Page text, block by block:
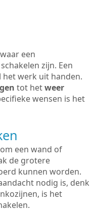
een
zijn. Een
werk uit handen.
tot hetweer
wensen is het
een wand of
de grotere
kunnen worden.
nodig is, denk
is het